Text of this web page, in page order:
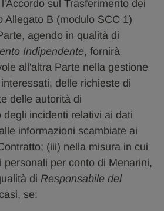
sul Trasferimento dei
Allegato B (modulo SCC 1)
agendo in qualità di
Indipendente, fornirà
all'altra Parte nella gestione
delle richieste di
delle autorità di
degli incidenti relativi ai dati
informazioni scambiate ai
(iii) nella misura in cui
personali per conto di Menarini,
di Responsabile del
se: